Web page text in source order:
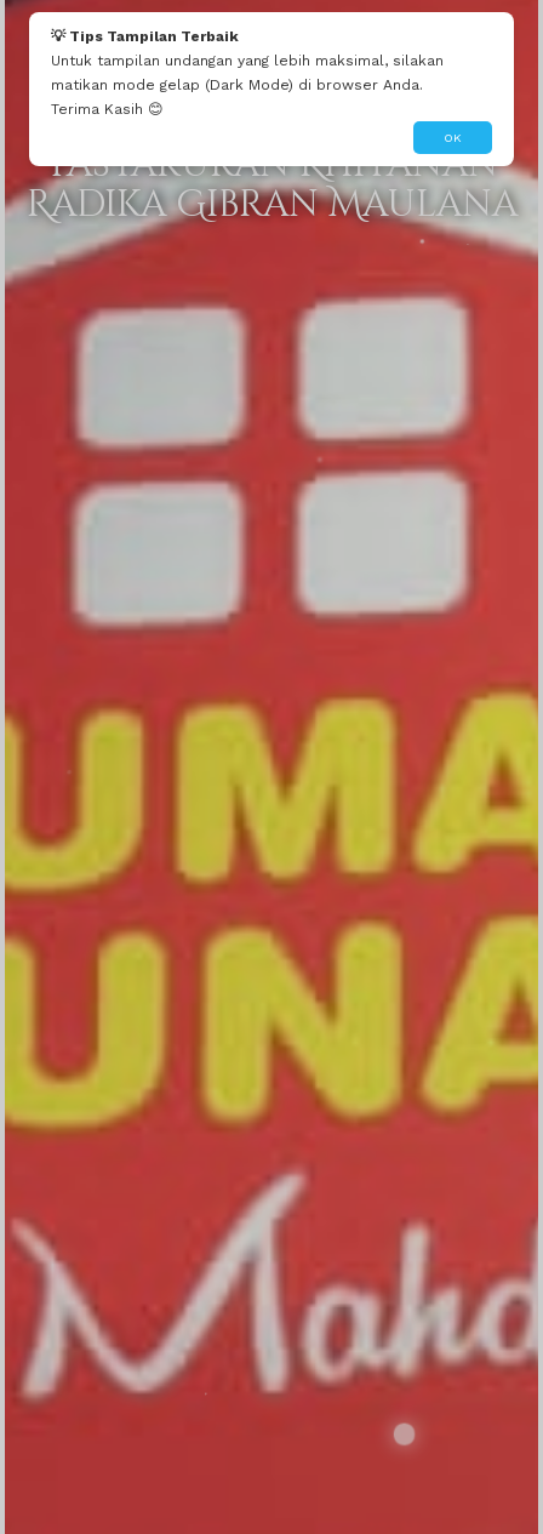
💡 Tips Tampilan Terbaik
Untuk tampilan undangan yang lebih maksimal, silakan
matikan mode gelap (Dark Mode) di browser Anda.
Terima Kasih 😊
OK
Tasyakuran Khitanan
Radika Gibran Maulana